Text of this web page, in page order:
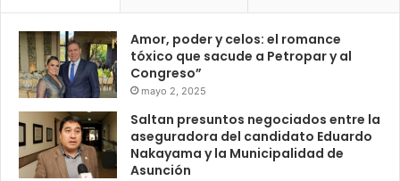
Amor, poder y celos: el romance
tóxico que sacude a Petropar y al
Congreso”
mayo 2, 2025
Saltan presuntos negociados entre la
aseguradora del candidato Eduardo
Nakayama y la Municipalidad de
Asunción